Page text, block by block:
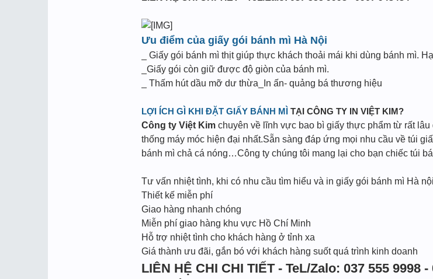
Ưu điểm của giấy gói bánh mì Hà Nội
_ Giấy gói bánh mì thịt giúp thực khách thoải mái khi dùng bánh mì.
_Giấy gói còn giữ được độ giòn của bánh mì.
_ Thấm hút dầu mỡ dư thừa_In ấn- quảng bá thương hiệu
LỢI ÍCH GÌ KHI ĐẶT GIẤY BÁNH MÌ TẠI CÔNG TY IN VIỆT KIM?
Công ty Việt Kim chuyên về lĩnh vực bao bì giấy thực phẩm từ rất
thống máy móc hiện đại nhất.Sẵn sàng đáp ứng mọi nhu cầu về túi
bánh mì chả cá nóng…Công ty chúng tôi mang lại cho bạn chiếc túi
Tư vấn nhiệt tình, khi có nhu cầu tìm hiểu và in giấy gói bánh mì Hà nội
Thiết kế miễn phí
Giao hàng nhanh chóng
Miễn phí giao hàng khu vực Hồ Chí Minh
Hỗ trợ nhiệt tình cho khách hàng ở tỉnh xa
Giá thành ưu đãi, gắn bó với khách hàng suốt quá trình kinh doanh
LIÊN HỆ CHI CHI TIẾT - TeL/Zalo: 037 555 9998 -